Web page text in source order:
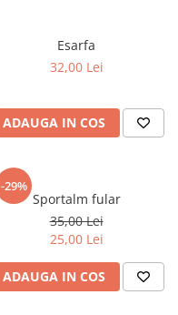
Esarfa
32,00 Lei
ADAUGA IN COS
-29%
Sportalm fular
35,00 Lei
25,00 Lei
ADAUGA IN COS